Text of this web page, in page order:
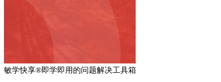
敏学快享®即学即用的问题解决工具箱